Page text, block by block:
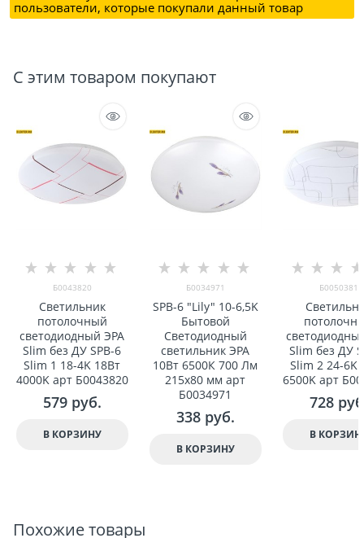
пользователи, которые покупали данный товар
С этим товаром покупают
Б0043820
Светильник
потолочный
светодиодный ЭРА
Slim без ДУ SPB-6
Slim 1 18-4K 18Вт
4000K арт Б0043820
579 руб.
В КОРЗИНУ
Б0034971
SPB-6 "Lily" 10-6,5K
Бытовой
Светодиодный
светильник ЭРА
10Вт 6500К 700 Лм
215x80 мм арт
Б0034971
338 руб.
В КОРЗИНУ
Б0050381
Slim без ДУ
Slim 2 24-6K
6500K арт
728
В
Похожие товары